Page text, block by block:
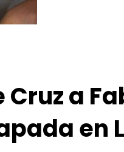
a
en